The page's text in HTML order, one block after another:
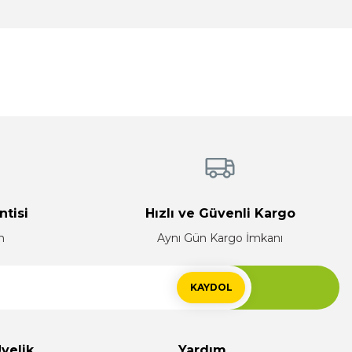
Hızlı ve Güvenli Kargo
Aynı Gün Kargo İmkanı
KAYDOL